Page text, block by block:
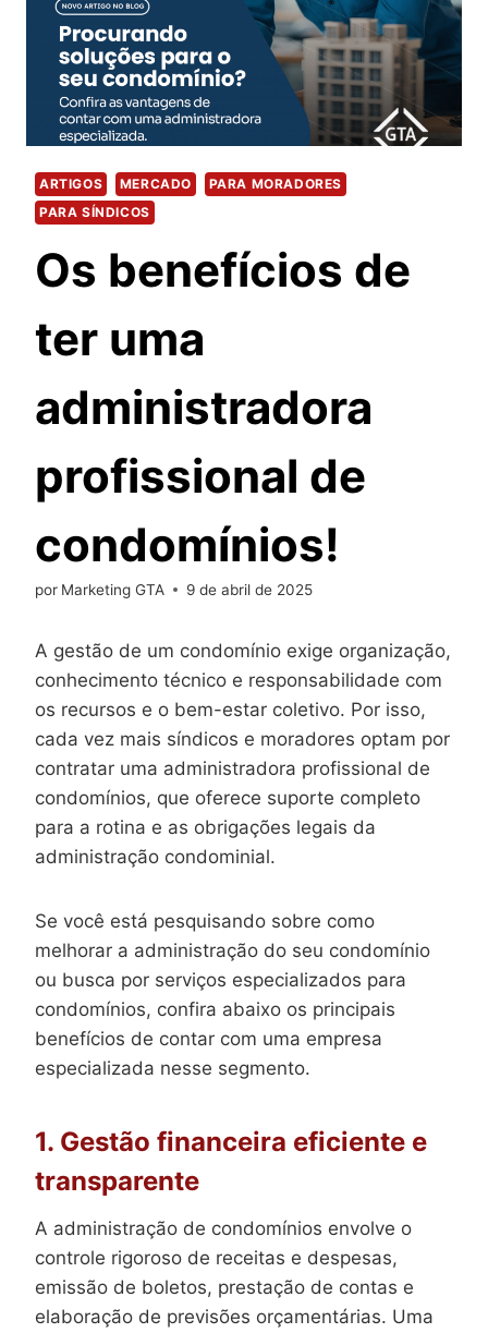
ARTIGOS MERCADO
PARA MORADORES
PARA SÍNDICOS
Os benefícios de
ter uma
administradora
profissional de
condomínios!
por Marketing GTA 9 de abril de 2025
A gestão de um condomínio exige organização,
conhecimento técnico e responsabilidade com
os recursos e o bem-estar coletivo. Por isso,
cada vez mais síndicos e moradores optam por
contratar uma administradora profissional de
condomínios, que oferece suporte completo
para a rotina e as obrigações legais da
administração condominial.
Se você está pesquisando sobre como
melhorar a administração do seu condomínio
ou busca por serviços especializados para
condomínios, confira abaixo os principais
benefícios de contar com uma empresa
especializada nesse segmento.
1. Gestão financeira eficiente e
transparente
A administração de condomínios envolve o
controle rigoroso de receitas e despesas,
emissão de boletos, prestação de contas e
elaboração de previsões orçamentárias. Uma